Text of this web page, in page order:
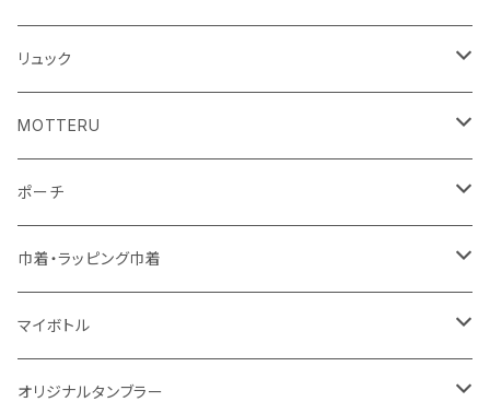
不織布
コットン
不織布
10oz
コットンリネン
ジュートコットン
再生ファブリック
コットン
5oz
シーチング
キャンパス
8oz
デニム・デニムライク
コットンリネン
再生ファブリック
5oz
10oz
コットン
シーチング
キャンパス
10oz
12oz
デニム
ポリエステル
オーガニックコットン
フェアトレードコットン
ジュートコットン
再生ファブリック
5oz
コットン
5oz
キャンパス
リュック
コットン
5oz
デニム
ポリエステル
不織布
スウェット
MOTTERU
お買い物バッグ
ボトル
タンブラー
ランチグッズ
ポーチ
オーガニックコットン
フェアトレードコットン
再生ファブリック
巾着・ラッピング巾着
コットン
オーガニックコットン
マイボトル
ステンレスサーモ
オリジナルタンブラー